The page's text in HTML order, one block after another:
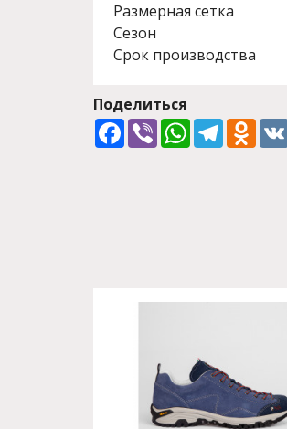
Размерная сетка
Сезон
Срок производства
Поделиться
Facebook
ViberWhatsApp